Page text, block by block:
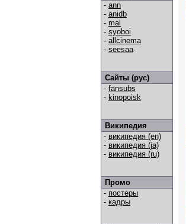
- ann
- anidb
- mal
- syoboi
- allcinema
- seesaa
Сайты (рус)
- fansubs
- kinopoisk
Википедия
- википедия (en)
- википедия (ja)
- википедия (ru)
Промо
- постеры
- кадры